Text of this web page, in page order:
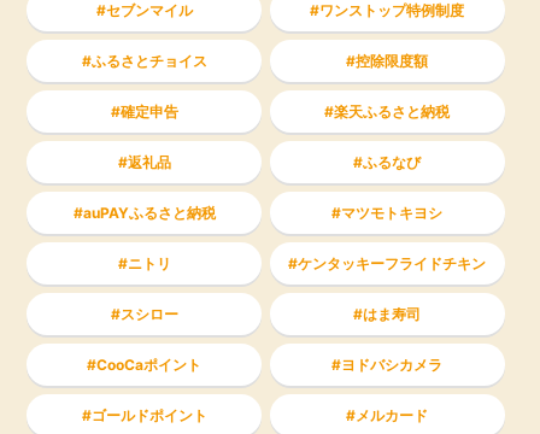
セブンマイル ワンストップ特例制度
ふるさとチョイス 控除限度額
確定申告 楽天ふるさと納税
返礼品 ふるなび
auPAYふるさと納税 マツモトキヨシ
ニトリ ケンタッキーフライドチキン
スシロー はま寿司
CooCaポイント ヨドバシカメラ
ゴールドポイント メルカード